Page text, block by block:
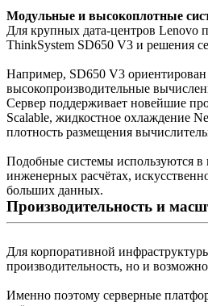
Модульные и высокоплотные
Для крупных дата-центров Lenovo
ThinkSystem SD650 V3 и решения
Например, SD650 V3 ориентирован
высокопроизводительные
Сервер поддерживает новейшие
Scalable, жидкостное охлаждение
плотность размещения
Подобные системы используются в
инженерных расчётах,
больших данных.
Производительность и
Для корпоративной
производительность, но и
Именно поэтому серверные